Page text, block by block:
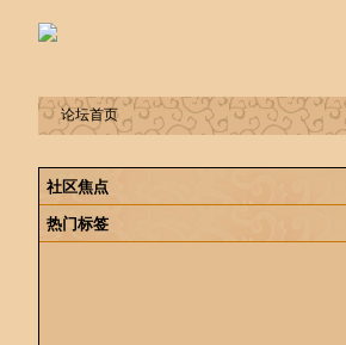
论坛首页
社区焦点
热门标签